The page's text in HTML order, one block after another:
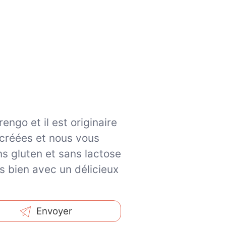
et il est originaire
et nous vous
gluten et sans lactose
bien avec un délicieux
Envoyer